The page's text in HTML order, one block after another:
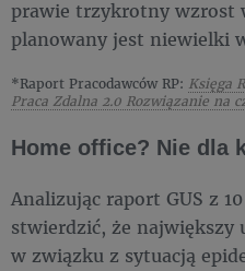
prawie trzykrotny wzrost
planowany jest niewielki
*Raport Pracodawców RP: Księga
Praca Zdalna 2.0 Rozwiązanie na
Home office? Nie dla
Analizując raport GUS z
stwierdzić, że największy
w związku z sytuacją